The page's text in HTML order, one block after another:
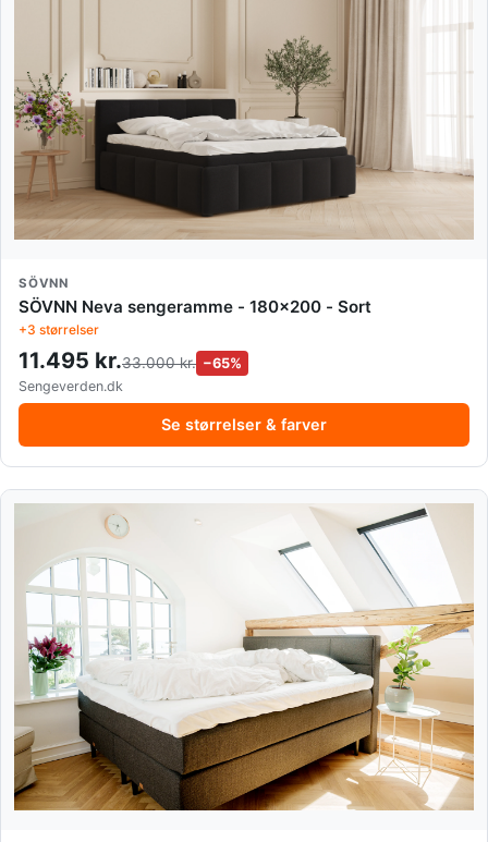
SÖVNN
SÖVNN Neva sengeramme - 180x200 - Sort
+3 størrelser
11.495 kr.33.000 kr. −65%
Sengeverden.dk
Se størrelser & farver